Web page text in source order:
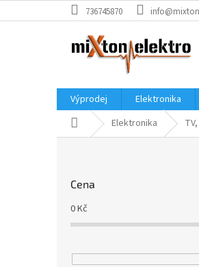
na
736745870
Výprodej Elektronika
Domů Elektronika
Cena
0Kč